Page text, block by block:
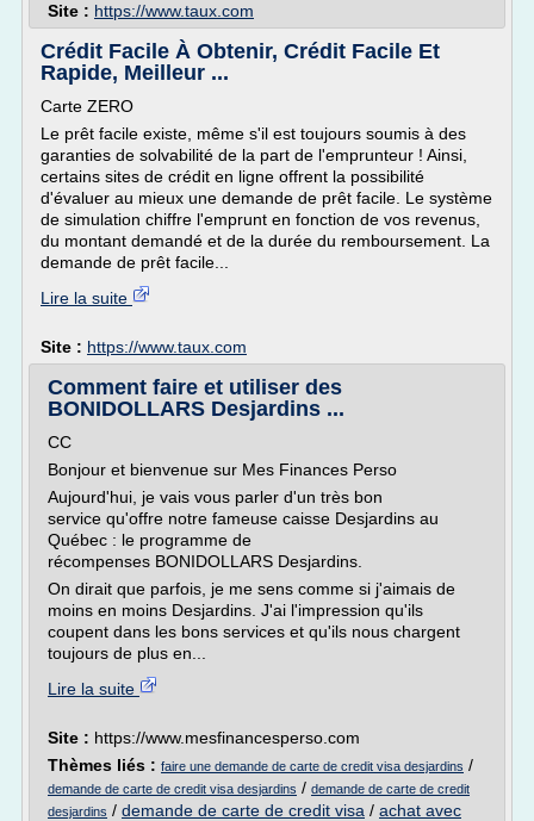
Site : https://www.taux.com
Crédit Facile À Obtenir, Crédit Facile Et
Rapide, Meilleur ...
Carte ZERO
Le prêt facile existe, même s'il est toujours soumis à des
garanties de solvabilité de la part de l'emprunteur ! Ainsi,
certains sites de crédit en ligne offrent la possibilité
d'évaluer au mieux une demande de prêt facile. Le système
de simulation chiffre l'emprunt en fonction de vos revenus,
du montant demandé et de la durée du remboursement. La
demande de prêt facile...
Lire la suite
Site : https://www.taux.com
Comment faire et utiliser des
BONIDOLLARS Desjardins ...
CC
Bonjour et bienvenue sur Mes Finances Perso
Aujourd'hui, je vais vous parler d'un très bon
service qu'offre notre fameuse caisse Desjardins au
Québec : le programme de
récompenses BONIDOLLARS Desjardins.
On dirait que parfois, je me sens comme si j'aimais de
moins en moins Desjardins. J'ai l'impression qu'ils
coupent dans les bons services et qu'ils nous chargent
toujours de plus en...
Lire la suite
Site : https://www.mesfinancesperso.com
Thèmes liés : faire une demande de carte de credit visa desjardins /
demande de carte de credit visa desjardins / demande de carte de credit
desjardins / demande de carte de credit visa / achat avec